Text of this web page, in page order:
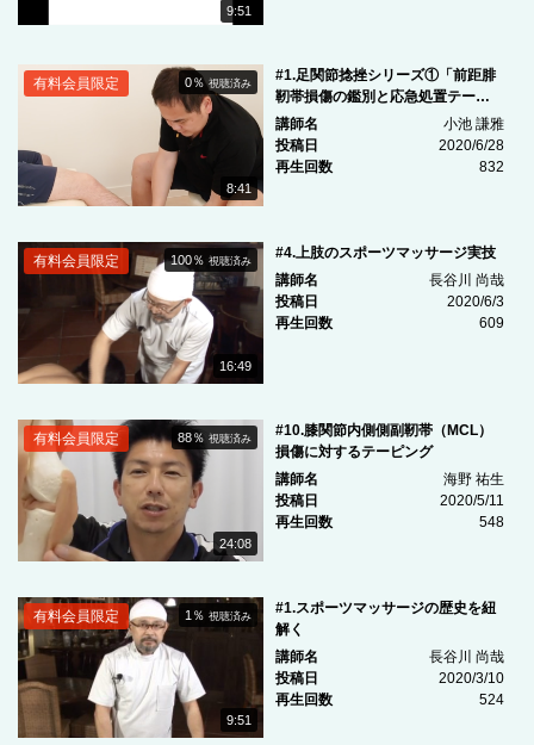
9:51
8:41
0％視聴済み
有料会員限定
#1.足関節捻挫シリーズ①「前距腓
靭帯損傷の鑑別と応急処置テーピ
ング」
講師名
小池 謙雅
投稿日
2020/6/28
再生回数
832
16:49
100％視聴済み
有料会員限定
#4.上肢のスポーツマッサージ実技
講師名
長谷川 尚哉
投稿日
2020/6/3
再生回数
609
24:08
88％視聴済み
有料会員限定
#10.膝関節内側側副靭帯（MCL）
損傷に対するテーピング
講師名
海野 祐生
投稿日
2020/5/11
再生回数
548
9:51
1％視聴済み
有料会員限定
#1.スポーツマッサージの歴史を紐
解く
講師名
長谷川 尚哉
投稿日
2020/3/10
再生回数
524